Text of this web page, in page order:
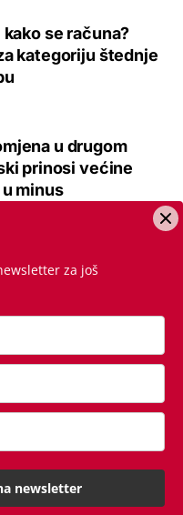
kako se računa?
kategoriju štednje
u drugom
prinosi većine
minus
se mogu
toplinskog vala
zanimanjima na
treba faks:
za još
newsletter